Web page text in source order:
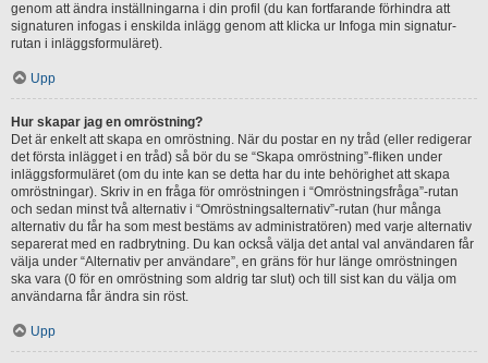
genom att ändra inställningarna i din profil (du kan fortfarande förhindra att
signaturen infogas i enskilda inlägg genom att klicka ur Infoga min signatur-
rutan i inläggsformuläret).
Upp
Hur skapar jag en omröstning?
Det är enkelt att skapa en omröstning. När du postar en ny tråd (eller redigerar
det första inlägget i en tråd) så bör du se “Skapa omröstning”-fliken under
inläggsformuläret (om du inte kan se detta har du inte behörighet att skapa
omröstningar). Skriv in en fråga för omröstningen i “Omröstningsfråga”-rutan
och sedan minst två alternativ i “Omröstningsalternativ”-rutan (hur många
alternativ du får ha som mest bestäms av administratören) med varje alternativ
separerat med en radbrytning. Du kan också välja det antal val användaren får
välja under “Alternativ per användare”, en gräns för hur länge omröstningen
ska vara (0 för en omröstning som aldrig tar slut) och till sist kan du välja om
användarna får ändra sin röst.
Upp